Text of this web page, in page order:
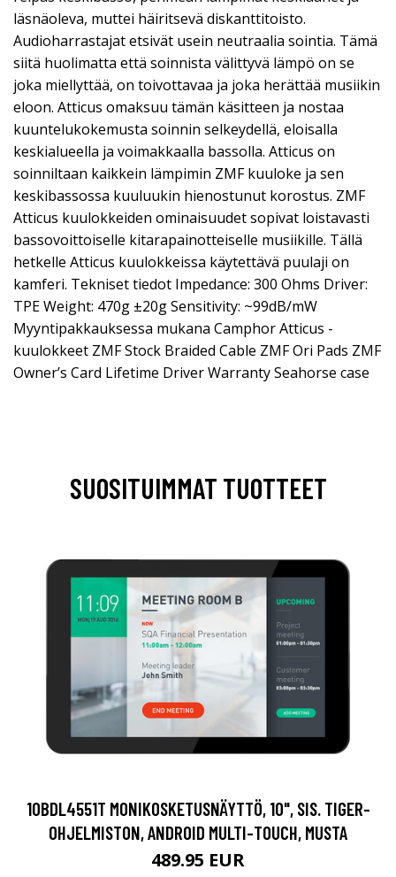
läsnäoleva, muttei häiritsevä diskanttitoisto.
Audioharrastajat etsivät usein neutraalia sointia. Tämä
siitä huolimatta että soinnista välittyvä lämpö on se
joka miellyttää, on toivottavaa ja joka herättää musiikin
eloon. Atticus omaksuu tämän käsitteen ja nostaa
kuuntelukokemusta soinnin selkeydellä, eloisalla
keskialueella ja voimakkaalla bassolla. Atticus on
soinniltaan kaikkein lämpimin ZMF kuuloke ja sen
keskibassossa kuuluukin hienostunut korostus. ZMF
Atticus kuulokkeiden ominaisuudet sopivat loistavasti
bassovoittoiselle kitarapainotteiselle musiikille. Tällä
hetkelle Atticus kuulokkeissa käytettävä puulaji on
kamferi. Tekniset tiedot Impedance: 300 Ohms Driver:
TPE Weight: 470g ±20g Sensitivity: ~99dB/mW
Myyntipakkauksessa mukana Camphor Atticus -
kuulokkeet ZMF Stock Braided Cable ZMF Ori Pads ZMF
Owner’s Card Lifetime Driver Warranty Seahorse case
SUOSITUIMMAT TUOTTEET
10BDL4551T MONIKOSKETUSNÄYTTÖ, 10", SIS. TIGER-
OHJELMISTON, ANDROID MULTI-TOUCH, MUSTA
489.95 EUR